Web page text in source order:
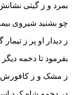
بمرد و ز گیتى
چو بشنید شیروى
ز دیدار او پر ز
بفرمود تا دخمه دیگر
ز مشک و ز کافورش